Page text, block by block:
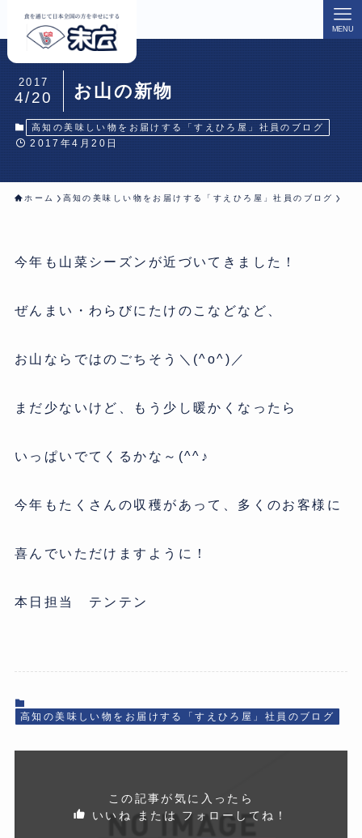
MENU
お山の新物
2017
4/20
高知の美味しい物をお届けする「すえひろ屋」社員のブログ
2017年4月20日
ホーム 高知の美味しい物をお届けする「すえひろ屋」社員のブログ
今年も山菜シーズンが近づいてきました！
ぜんまい・わらびにたけのこなどなど、
お山ならではのごちそう＼(^o^)／
まだ少ないけど、もう少し暖かくなったら
いっぱいでてくるかな～(^^♪
今年もたくさんの収穫があって、多くのお客様に
喜んでいただけますように！
本日担当 テンテン
高知の美味しい物をお届けする「すえひろ屋」社員のブログ
この記事が気に入ったら
いいね または フォローしてね！